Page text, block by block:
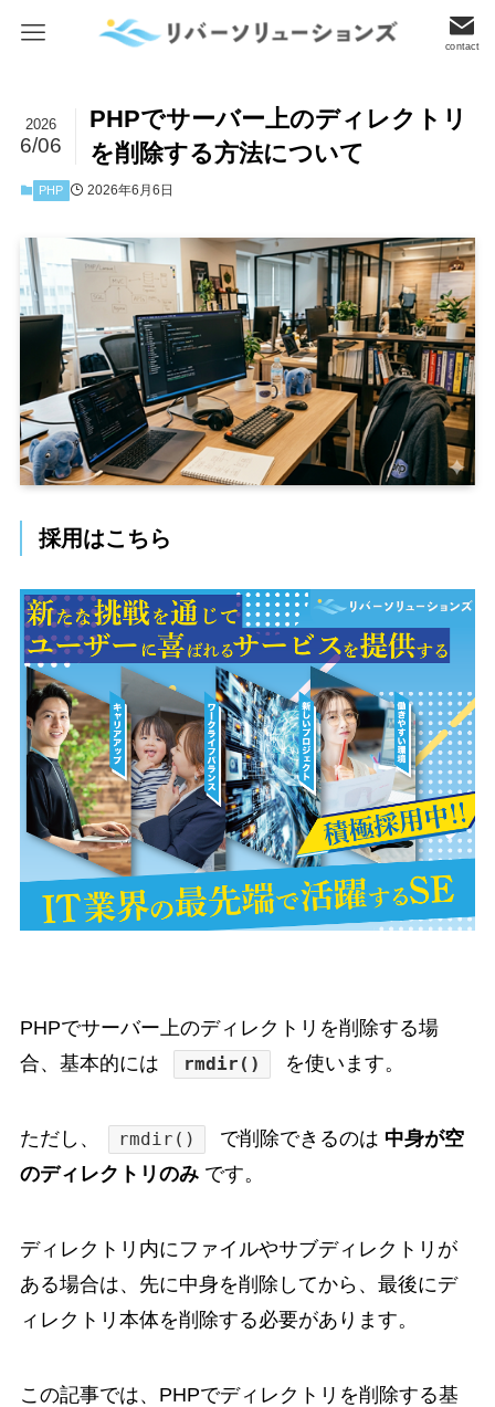
contact
PHPでサーバー上のディレクトリ
を削除する方法について
2026
6/06
PHP 2026年6月6日
採用はこちら
PHPでサーバー上のディレクトリを削除する場
合、基本的には
rmdir() を使います。
ただし、 rmdir() で削除できるのは 中身が空
のディレクトリのみです。
ディレクトリ内にファイルやサブディレクトリが
ある場合は、先に中身を削除してから、最後にデ
ィレクトリ本体を削除する必要があります。
この記事では、PHPでディレクトリを削除する基